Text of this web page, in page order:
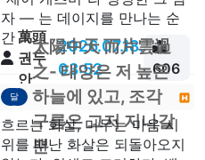
자 — 는 데이지를 만나는 순
간 ...萬頭
권두
안
2026.07.18.
03:52
606
달
음
太陽中天 而片雲過
之- 태양은 저 높은
하늘에 있고, 조각
구름은 그저 지나갈
뿐
흐르는 화살, 머무는 마음 시
위를 떠난 화살은 되돌아오지